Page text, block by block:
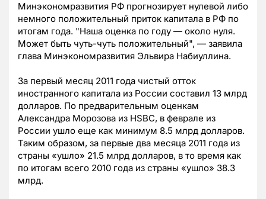
Минэкономразвития РФ прогнозирует нулевой либо
немного положительный приток капитала в РФ по
итогам года. "Наша оценка по году — около нуля.
Может быть чуть-чуть положительный", — заявила
глава Минэкономразвития Эльвира Набиуллина.
За первый месяц 2011 года чистый отток
иностранного капитала из России составил 13 млрд
долларов. По предварительным оценкам
Александра Морозова из HSBC, в феврале из
России ушло еще как минимум 8.5 млрд долларов.
Таким образом, за первые два месяца 2011 года из
страны «ушло» 21.5 млрд долларов, в то время как
по итогам всего 2010 года из страны «ушло» 38.3
млрд.